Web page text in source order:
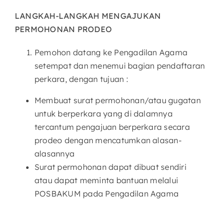
LANGKAH-LANGKAH MENGAJUKAN
PERMOHONAN PRODEO
Pemohon datang ke Pengadilan Agama
setempat dan menemui bagian pendaftaran
perkara, dengan tujuan :
Membuat surat permohonan/atau gugatan
untuk berperkara yang di dalamnya
tercantum pengajuan berperkara secara
prodeo dengan mencatumkan alasan-
alasannya
Surat permohonan dapat dibuat sendiri
atau dapat meminta bantuan melalui
POSBAKUM pada Pengadilan Agama